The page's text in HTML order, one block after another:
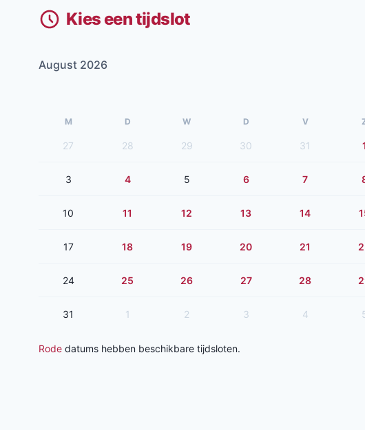
Kies een tijdslot
August 2026
M D W D V
27 28 29 30 31 1
3 4 5 6 7
10 11 12 13 14
17 18 19 20 21
24 25 26 27 28
31 1 2 3 4
Rode datums hebben beschikbare tijdsloten.